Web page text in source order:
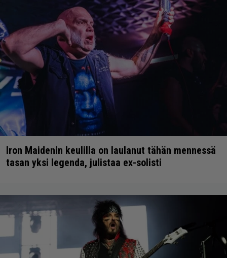
Iron Maidenin keulilla on laulanut tähän mennessä
tasan yksi legenda, julistaa ex-solisti